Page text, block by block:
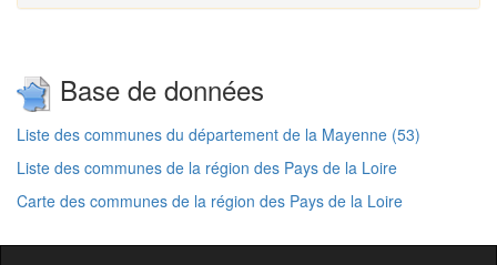
Base de données
Liste des communes du département de la Mayenne (53)
Liste des communes de la région des Pays de la Loire
Carte des communes de la région des Pays de la Loire